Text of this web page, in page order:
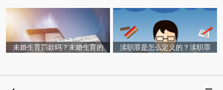
未婚生育罚款吗？未婚生育的 渎职罪是怎么定义的？渎职罪